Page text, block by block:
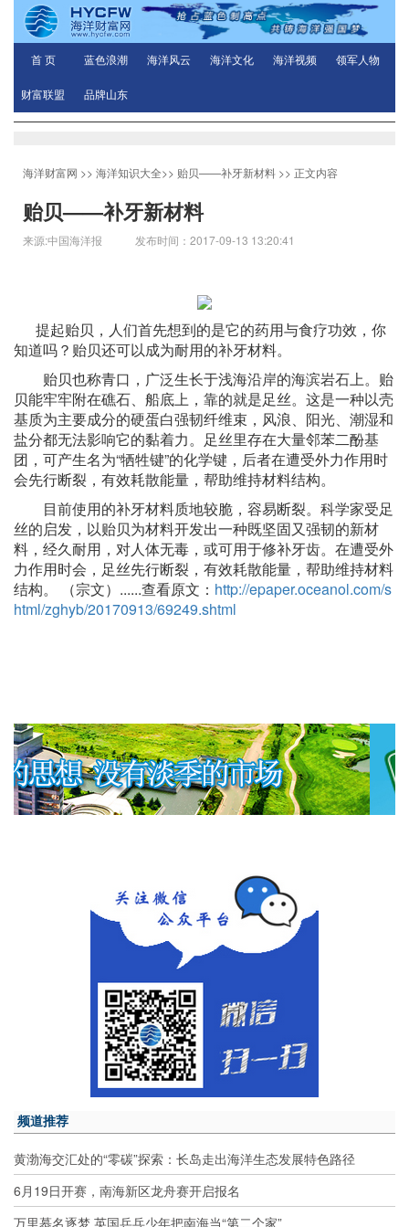
首 页 蓝色浪潮 海洋风云 海洋文化 海洋视频 领军人物
财富联盟 品牌山东
海洋财富网 >> 海洋知识大全>> 贻贝——补牙新材料 >> 正文内容
贻贝——补牙新材料
来源:中国海洋报 发布时间：2017-09-13 13:20:41
提起贻贝，人们首先想到的是它的药用与食疗功效，你
知道吗？贻贝还可以成为耐用的补牙材料。
贻贝也称青口，广泛生长于浅海沿岸的海滨岩石上。贻
贝能牢牢附在礁石、船底上，靠的就是足丝。这是一种以壳
基质为主要成分的硬蛋白强韧纤维束，风浪、阳光、潮湿和
盐分都无法影响它的黏着力。足丝里存在大量邻苯二酚基
团，可产生名为“牺牲键”的化学键，后者在遭受外力作用时
会先行断裂，有效耗散能量，帮助维持材料结构。
目前使用的补牙材料质地较脆，容易断裂。科学家受足
丝的启发，以贻贝为材料开发出一种既坚固又强韧的新材
料，经久耐用，对人体无毒，或可用于修补牙齿。在遭受外
力作用时会，足丝先行断裂，有效耗散能量，帮助维持材料
结构。 （宗文）......查看原文： http://epaper.oceanol.com/s
html/zghyb/20170913/69249.shtml
频道推荐
黄渤海交汇处的“零碳”探索：长岛走出海洋生态发展特色路径
6月19日开赛，南海新区龙舟赛开启报名
万里慕名逐梦 英国乒乓少年把南海当“第二个家”